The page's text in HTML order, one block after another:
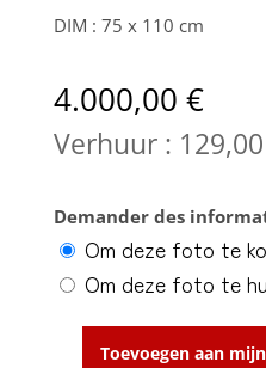
DIM : 75 x 110 cm
4.000,00 €
Verhuur : 129,00
Demander des
Om deze foto te
Om deze foto te
Toevoegen aan